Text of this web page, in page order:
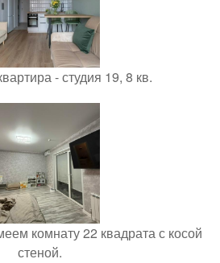
- студия 19, 8 кв.
комнату 22 квадрата с косой
стеной.